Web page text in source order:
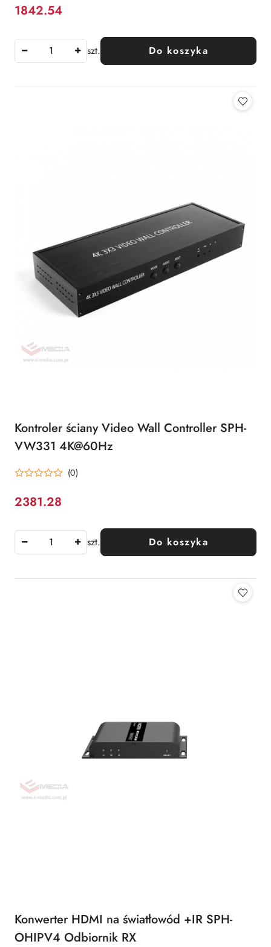
Cena:
1842.54
szt. Do koszyka
Kontroler ściany Video Wall Controller SPH-
VW331 4K@60Hz
(0)
Cena:
2381.28
szt. Do koszyka
Konwerter HDMI na światłowód +IR SPH-
OHIPV4 Odbiornik RX